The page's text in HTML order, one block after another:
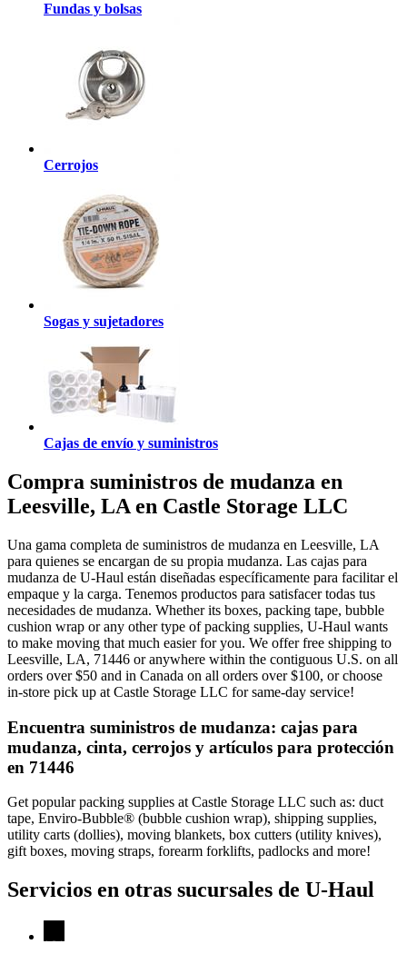
Fundas y bolsas
Cerrojos
Sogas y sujetadores
Cajas de envío y suministros
Compra suministros de mudanza en
Leesville, LA en Castle Storage LLC
Una gama completa de suministros de mudanza en Leesville, LA
para quienes se encargan de su propia mudanza. Las cajas para
mudanza de U-Haul están diseñadas específicamente para facilitar el
empaque y la carga. Tenemos productos para satisfacer todas tus
necesidades de mudanza. Whether its boxes, packing tape, bubble
cushion wrap or any other type of packing supplies, U-Haul wants
to make moving that much easier for you. We offer free shipping to
Leesville, LA, 71446 or anywhere within the contiguous U.S. on all
orders over $50 and in Canada on all orders over $100, or choose
in-store pick up at Castle Storage LLC for same-day service!
Encuentra suministros de mudanza: cajas para
mudanza, cinta, cerrojos y artículos para protección
en 71446
Get popular packing supplies at Castle Storage LLC such as: duct
tape, Enviro-Bubble® (bubble cushion wrap), shipping supplies,
utility carts (dollies), moving blankets, box cutters (utility knives),
gift boxes, moving straps, forearm forklifts, padlocks and more!
Servicios en otras sucursales de U-Haul